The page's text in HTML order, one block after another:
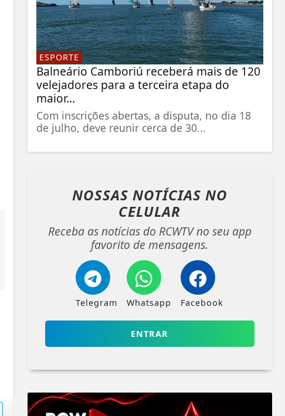
ESPORTE
Balneário Camboriú receberá mais de 120
velejadores para a terceira etapa do
maior...
Com inscrições abertas, a disputa, no dia 18
de julho, deve reunir cerca de 30...
NOSSAS NOTÍCIAS NO
CELULAR
Receba as notícias do RCWTV no seu app
favorito de mensagens.
Telegram Whatsapp Facebook
ENTRAR